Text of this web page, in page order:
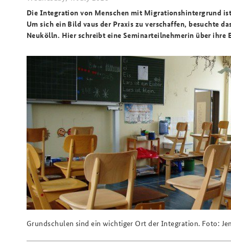
Die Integration von Menschen mit Migrationshintergrund
Um sich ein Bild vaus der Praxis zu verschaffen, besuchte
Neukölln. Hier schreibt eine Seminarteilnehmerin über ihre
Grundschulen sind ein wichtiger Ort der Integration. Foto: